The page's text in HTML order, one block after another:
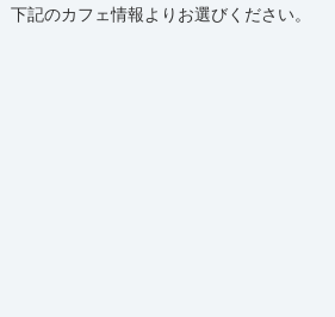
下記のカフェ情報よりお選びください。